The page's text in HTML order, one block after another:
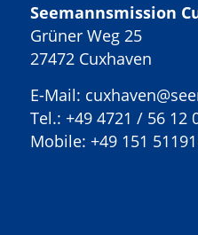
Seemannsmission
Grüner Weg 25
27472 Cuxhaven
E-Mail:
Tel.: +49 4721 / 56 12
Mobile: +49 151